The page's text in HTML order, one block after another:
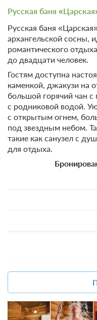
Русская баня
Русская баня
архангельской сосны,
романтического
до двадцати человек.
Гостям доступна
каменкой, джакузи на
большой горячий чан
с родниковой водой.
с открытым огнем,
под звездным небом.
такие как санузел с
для отдыха.